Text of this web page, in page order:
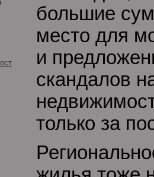
большие
место для
и
скандалов
только за